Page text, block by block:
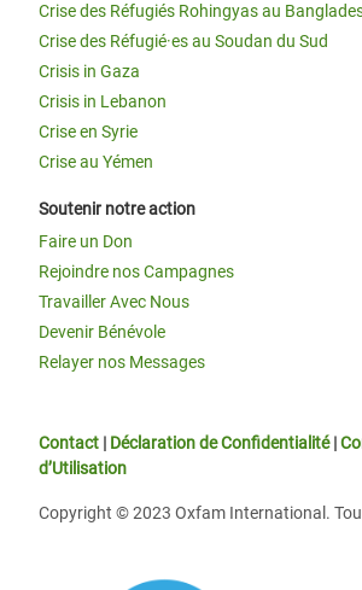
Crise des Réfugiés Rohingyas au
Crise des Réfugié·es au Soudan du Sud
Crisis in Gaza
Crisis in Lebanon
Crise en Syrie
Crise au Yémen
Soutenir notre action
Faire un Don
Rejoindre nos Campagnes
Travailler Avec Nous
Devenir Bénévole
Relayer nos Messages
Contact | Déclaration de Confidentialité|
d’Utilisation
Copyright © 2023 Oxfam International.